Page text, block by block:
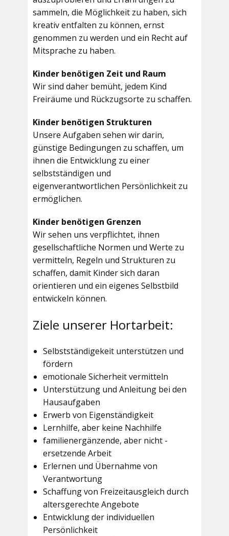
sammeln, die Möglichkeit zu haben, sich
kreativ entfalten zu können, ernst
genommen zu werden und ein Recht auf
Mitsprache zu haben.
Kinder benötigen Zeit und Raum
Wir sind daher bemüht, jedem Kind
Freiräume und Rückzugsorte zu schaffen.
Kinder benötigen Strukturen
Unsere Aufgaben sehen wir darin,
günstige Bedingungen zu schaffen, um
ihnen die Entwicklung zu einer
selbstständigen und
eigenverantwortlichen Persönlichkeit zu
ermöglichen.
Kinder benötigen Grenzen
Wir sehen uns verpflichtet, ihnen
gesellschaftliche Normen und Werte zu
vermitteln, Regeln und Strukturen zu
schaffen, damit Kinder sich daran
orientieren und ein eigenes Selbstbild
entwickeln können.
Ziele unserer Hortarbeit:
Selbstständigekeit unterstützen und
fördern
emotionale Sicherheit vermitteln
Unterstützung und Anleitung bei den
Hausaufgaben
Erwerb von Eigenständigkeit
Lernhilfe, aber keine Nachhilfe
familienergänzende, aber nicht -
ersetzende Arbeit
Erlernen und Übernahme von
Verantwortung
Schaffung von Freizeitausgleich durch
altersgerechte Angebote
Entwicklung der individuellen
Persönlichkeit